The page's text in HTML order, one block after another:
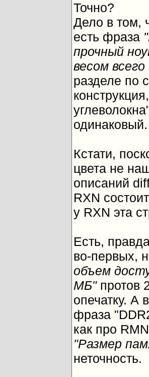
Точно?
Дело в том,
есть фраза
прочный
весом всего
разделе по
одинаковый.
Кстати,
цвета не
описаний
RXN
у RXN эта
Есть,
во-первых,
объем
МБ"протов
опечатку. А
фраза
как про
"Размер
неточность.